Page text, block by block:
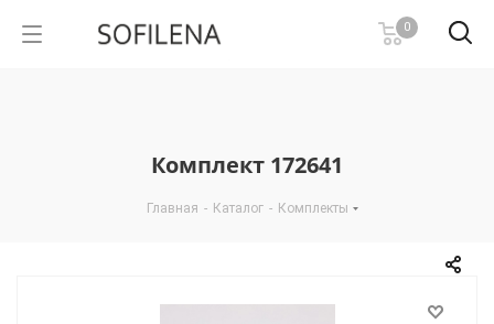
0
Комплект 172641
Главная - Каталог - Комплекты